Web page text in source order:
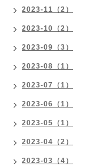
2023-11（2）
2023-10（2）
2023-09（3）
2023-08（1）
2023-07（1）
2023-06（1）
2023-05（1）
2023-04（2）
2023-03（4）